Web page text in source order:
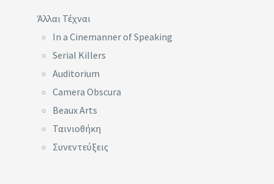
Άλλαι Τέχναι
In a Cinemanner of Speaking
Serial Killers
Auditorium
Camera Obscura
Beaux Arts
Ταινιοθήκη
Συνεντεύξεις